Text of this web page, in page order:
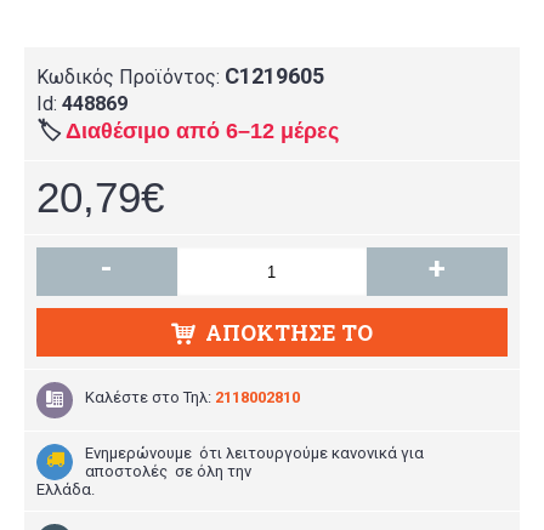
Κωδικός Προϊόντος: C1219605
Id: 448869
🏷️ Διαθέσιμο από 6–12 μέρες
20,79€
- +
ΑΠΌΚΤΗΣΕ ΤΟ
Καλέστε στοΤηλ: 2118002810
Ενημερώνουμε ότι λειτουργούμε κανονικά για
αποστολές σε όλη την
Ελλάδα.